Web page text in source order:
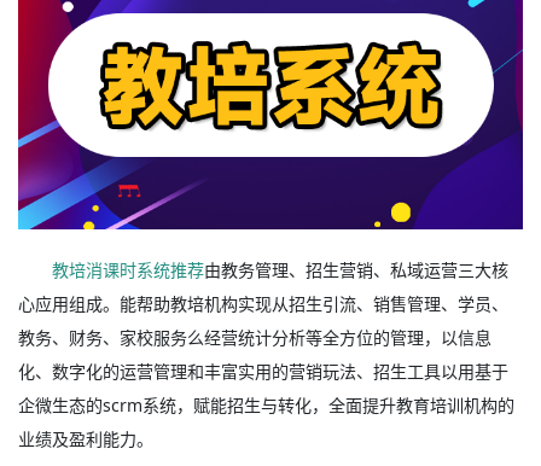
教培消课时系统推荐由教务管理、招生营销、私域运营三大核
心应用组成。能帮助教培机构实现从招生引流、销售管理、学员、
教务、财务、家校服务么经营统计分析等全方位的管理，以信息
化、数字化的运营管理和丰富实用的营销玩法、招生工具以用基于
企微生态的scrm系统，赋能招生与转化，全面提升教育培训机构的
业绩及盈利能力。